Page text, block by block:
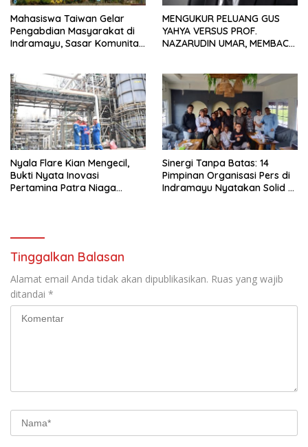
Mahasiswa Taiwan Gelar
Pengabdian Masyarakat di
Indramayu, Sasar Komunitas
MENGUKUR PELUANG GUS
YAHYA VERSUS PROF.
NAZARUDIN UMAR, MEMBACA
Nyala Flare Kian Mengecil,
Bukti Nyata Inovasi
Pertamina Patra Niaga
Sinergi Tanpa Batas: 14
Pimpinan Organisasi Pers di
Indramayu Nyatakan Solid di
Tinggalkan Balasan
Alamat email Anda tidak akan dipublikasikan. Ruas yang wajib
ditandai *